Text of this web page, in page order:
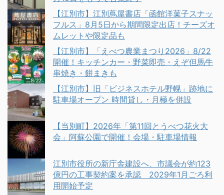
【江別市】江別蔦屋書店「函館洋菓子スナッ
フルス」8月5日から期間限定出店！チーズオ
ムレットや限定品も
【江別市】「えべつ農業まつり2026」8/22
開催！キッチンカー・野菜即売・えぞ但馬牛
串焼き・餅まきも
【江別市】旧「ビジネスホテル野幌」跡地に
駐車場オープン 時間貸し・月極を併設
【当別町】2026年「第11回とうべつ花火大
会」阿蘇公園で開催！会場・駐車場情報
江別市役所の新庁舎建設へ、市議会が約123
億円の工事契約案を承認 2029年1月ごろ利
用開始予定